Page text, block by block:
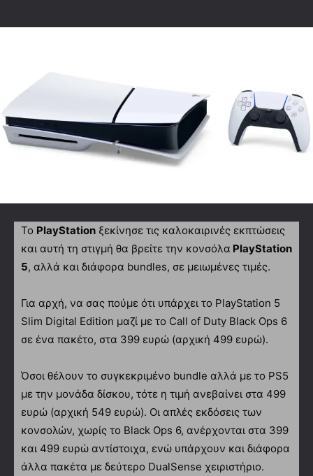
Το PlayStation ξεκίνησε τις καλοκαιρινές εκπτώσεις
και αυτή τη στιγμή θα βρείτε την κονσόλα PlayStation
5, αλλά και διάφορα bundles, σε μειωμένες τιμές.
Για αρχή, να σας πούμε ότι υπάρχει το PlayStation 5
Slim Digital Edition μαζί με το Call of Duty Black Ops 6
σε ένα πακέτο, στα 399 ευρώ (αρχική 499 ευρώ).
Όσοι θέλουν το συγκεκριμένο bundle αλλά με το PS5
με την μονάδα δίσκου, τότε η τιμή ανεβαίνει στα 499
ευρώ (αρχική 549 ευρώ). Οι απλές εκδόσεις των
κονσολών, χωρίς το Black Ops 6, ανέρχονται στα 399
και 499 ευρώ αντίστοιχα, ενώ υπάρχουν και διάφορα
άλλα πακέτα με δεύτερο DualSense χειριστήριο.